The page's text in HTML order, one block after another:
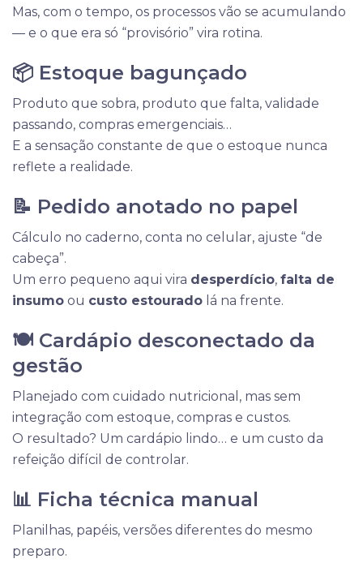
Mas, com o tempo, os processos vão se acumulando
— e o que era só “provisório” vira rotina.
📦 Estoque bagunçado
Produto que sobra, produto que falta, validade
passando, compras emergenciais…
E a sensação constante de que o estoque nunca
reflete a realidade.
📝 Pedido anotado no papel
Cálculo no caderno, conta no celular, ajuste “de
cabeça”.
Um erro pequeno aqui vira desperdício, falta de
insumo ou custo estourado lá na frente.
🍽️ Cardápio desconectado da
gestão
Planejado com cuidado nutricional, mas sem
integração com estoque, compras e custos.
O resultado? Um cardápio lindo… e um custo da
refeição difícil de controlar.
📊 Ficha técnica manual
Planilhas, papéis, versões diferentes do mesmo
preparo.